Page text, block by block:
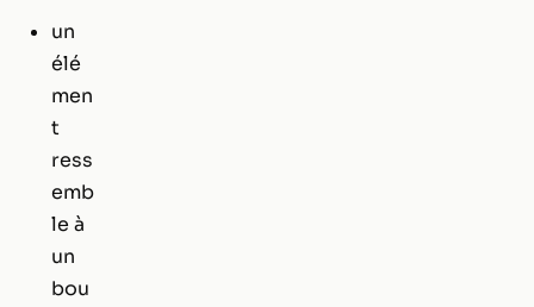
un
élé
men
t
ress
emb
le à
un
bou